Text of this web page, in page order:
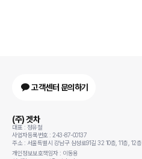
고객센터 문의하기
(주) 겟차
대표 : 정유철
사업자등록번호 : 243-87-00137
주소 : 서울특별시 강남구 삼성로91길 32 10층, 11층, 12층
개인정보보호책임자 : 이동용